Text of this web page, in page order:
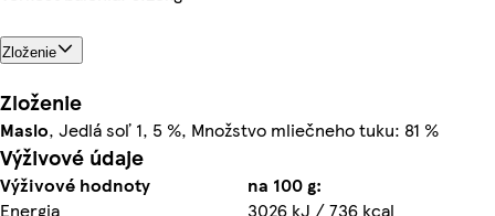
Zloženie
Zloženie
Maslo, Jedlá soľ 1, 5 %, Množstvo mliečneho tuku: 81 %
Výživové údaje
Výživové hodnoty
na 100 g:
Energia
3026 kJ / 736 kcal